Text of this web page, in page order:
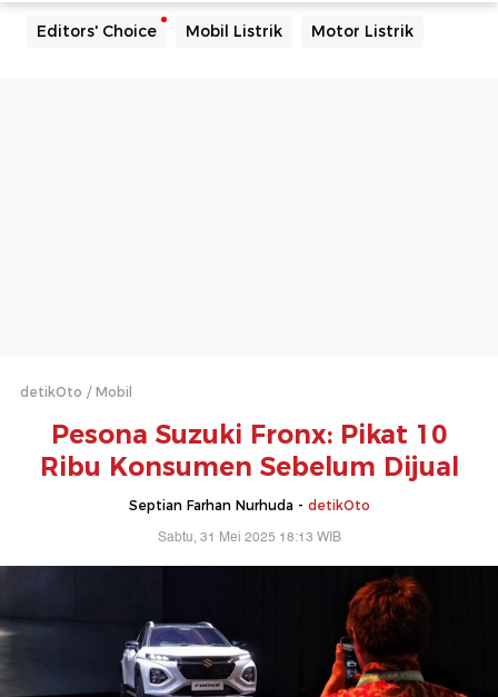
Editors' Choice Mobil Listrik Motor Listrik
detikOto Mobil
Pesona Suzuki Fronx: Pikat 10
Ribu Konsumen Sebelum Dijual
Septian Farhan Nurhuda - detikOto
Sabtu, 31 Mei 2025 18:13 WIB